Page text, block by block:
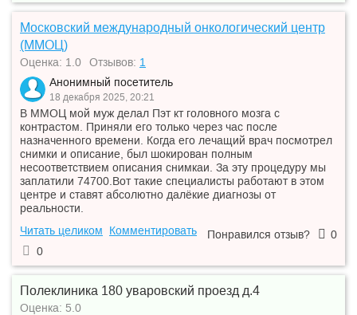
Московский международный онкологический центр
(ММОЦ)
Оценка: 1.0 Отзывов: 1
Анонимный посетитель
18 декабря 2025, 20:21
В ММОЦ мой муж делал Пэт кт головного мозга с
контрастом. Приняли его только через час после
назначенного времени. Когда его лечащий врач посмотрел
снимки и описание, был шокирован полным
несоответствием описания снимкаи. За эту процедуру мы
заплатили 74700.Вот такие специалисты работают в этом
центре и ставят абсолютно далёкие диагнозы от
реальности.
Читать целиком
Комментировать Понравился отзыв?
0
0
Полеклиника 180 уваровский проезд д.4
Оценка: 5.0